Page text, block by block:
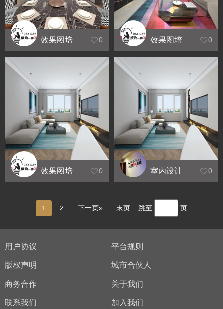
效果图培
训_习作
0
效果图培
训_结业设
计
0
效果图培
训_习作
0
室内设计
培训机构
0
1 2 下一页» 末页 跳至 页
用户协议 平台规则
版权声明 城市合伙人
商务合作 关于我们
联系我们 加入我们